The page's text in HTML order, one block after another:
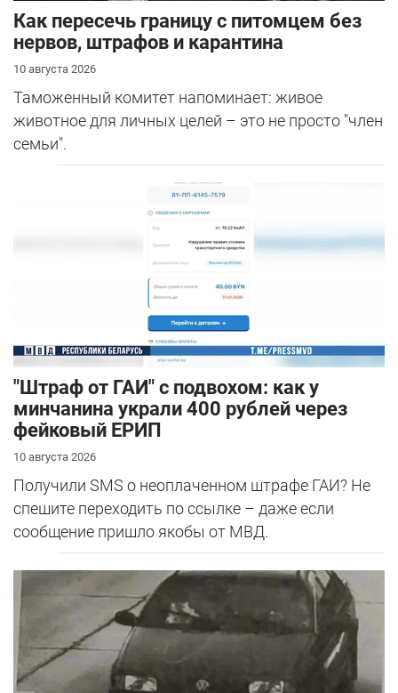
Как пересечь границу с питомцем без
нервов, штрафов и карантина
10 августа 2026
Таможенный комитет напоминает: живое
животное для личных целей – это не просто "член
семьи".
"Штраф от ГАИ" с подвохом: как у
минчанина украли 400 рублей через
фейковый ЕРИП
10 августа 2026
Получили SMS о неоплаченном штрафе ГАИ? Не
спешите переходить по ссылке – даже если
сообщение пришло якобы от МВД.